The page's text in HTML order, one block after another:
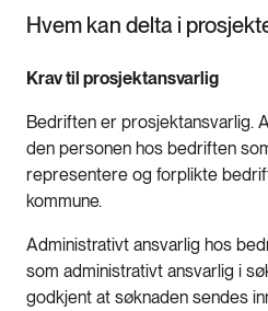
Hvem kan delta i
Krav til prosjektansvarlig
Bedriften er prosjektansvarlig.
den personen hos bedriften
representere og forplikte
kommune.
Administrativt ansvarlig hos
som administrativt ansvarlig i
godkjent at søknaden sendes